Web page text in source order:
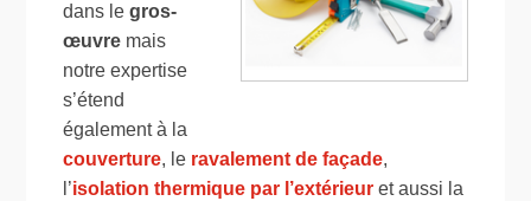
dans legros-
œuvre mais
notre expertise
s’étend
également à la
couverture, le ravalement de façade,
l’isolation thermique par l’extérieur et aussi la